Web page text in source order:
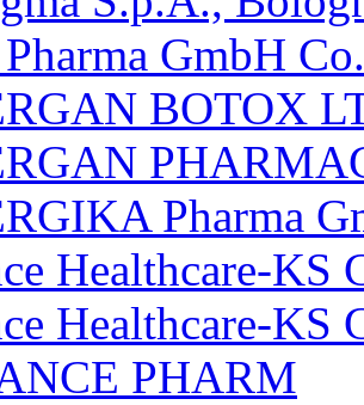
GmbH
BOTOX
Pharma
Healthcare-KS
Healthcare-KS
PHARM